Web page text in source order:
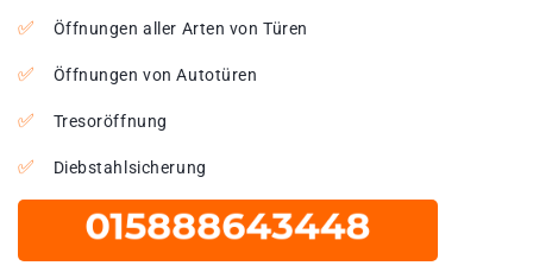
Öffnungen aller Arten von Türen
Öffnungen von Autotüren
Tresoröffnung
Diebstahlsicherung